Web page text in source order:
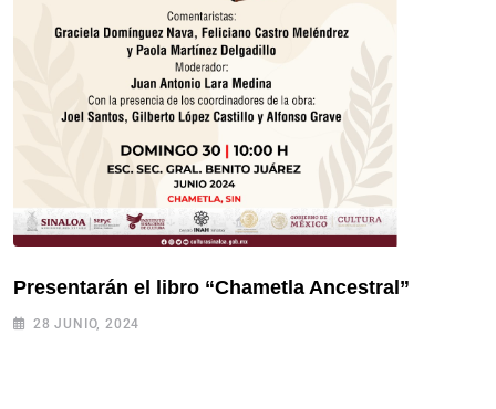
Presentarán el libro “Chametla Ancestral”
28 JUNIO, 2024